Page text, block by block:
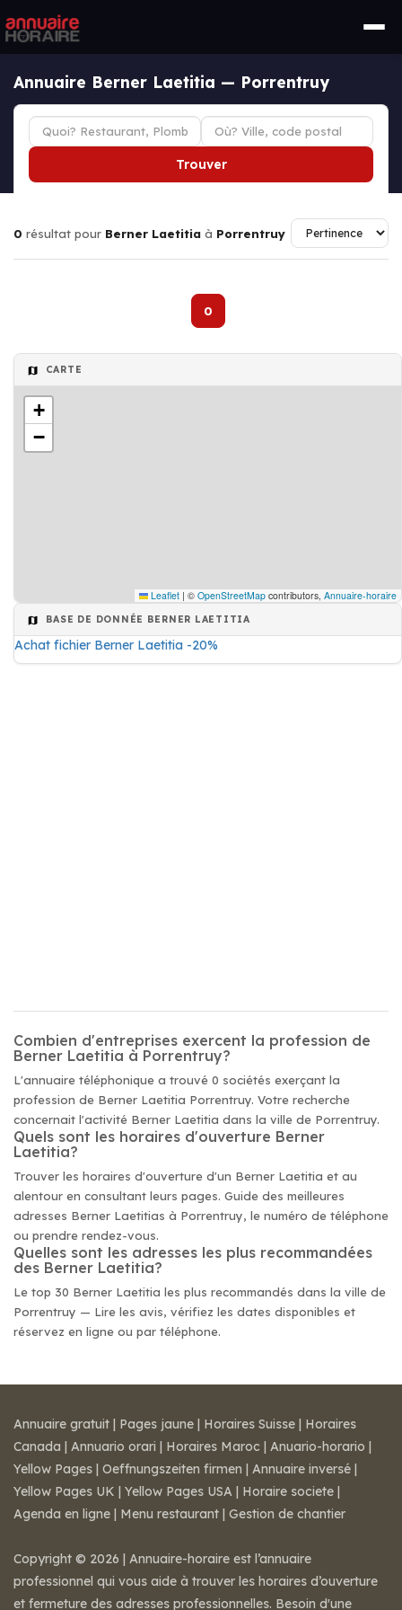
Annuaire Berner Laetitia — Porrentruy
Trouver
0 résultat pour Berner Laetitia à Porrentruy
0
CARTE
+
−
Leaflet | © OpenStreetMap contributors, Annuaire-horaire
BASE DE DONNÉE BERNER LAETITIA
Achat fichier Berner Laetitia -20%
Combien d'entreprises exercent la profession de
Berner Laetitia à Porrentruy?
L'annuaire téléphonique a trouvé 0 sociétés exerçant la
profession de Berner Laetitia Porrentruy. Votre recherche
concernait l'activité Berner Laetitia dans la ville de Porrentruy.
Quels sont les horaires d'ouverture Berner
Laetitia?
Trouver les horaires d'ouverture d'un Berner Laetitia et au
alentour en consultant leurs pages. Guide des meilleures
adresses Berner Laetitias à Porrentruy, le numéro de téléphone
ou prendre rendez-vous.
Quelles sont les adresses les plus recommandées
des Berner Laetitia?
Le top 30 Berner Laetitia les plus recommandés dans la ville de
Porrentruy — Lire les avis, vérifiez les dates disponibles et
réservez en ligne ou par téléphone.
Annuaire gratuit | Pages jaune | Horaires Suisse | Horaires
Canada | Annuario orari | Horaires Maroc | Anuario-horario |
Yellow Pages | Oeffnungszeiten firmen | Annuaire inversé |
Yellow Pages UK | Yellow Pages USA | Horaire societe |
Agenda en ligne | Menu restaurant | Gestion de chantier
Copyright © 2026 | Annuaire-horaire est l’annuaire
professionnel qui vous aide à trouver les horaires d’ouverture
et fermeture des adresses professionnelles. Besoin d'une